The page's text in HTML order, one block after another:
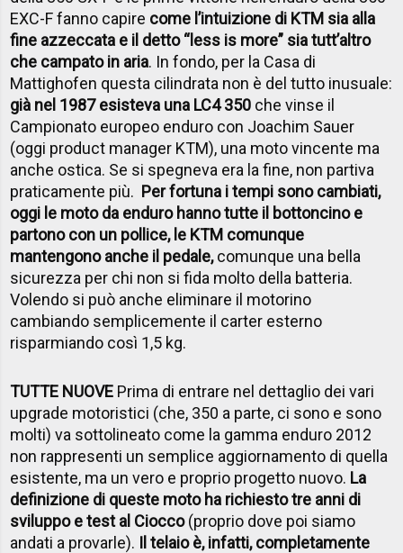
EXC-F fanno capire come l’intuizione di KTM sia alla
fine azzeccata e il detto “less is more” sia tutt’altro
che campato in aria. In fondo, per la Casa di
Mattighofen questa cilindrata non è del tutto inusuale:
già nel 1987 esisteva una LC4 350 che vinse il
Campionato europeo enduro con Joachim Sauer
(oggi product manager KTM), una moto vincente ma
anche ostica. Se si spegneva era la fine, non partiva
praticamente più. Per fortuna i tempi sono cambiati,
oggi le moto da enduro hanno tutte il bottoncino e
partono con un pollice, le KTM comunque
mantengono anche il pedale,comunque una bella
sicurezza per chi non si fida molto della batteria.
Volendo si può anche eliminare il motorino
cambiando semplicemente il carter esterno
risparmiando così 1,5 kg.
TUTTE NUOVE Prima di entrare nel dettaglio dei vari
upgrade motoristici (che, 350 a parte, ci sono e sono
molti) va sottolineato come la gamma enduro 2012
non rappresenti un semplice aggiornamento di quella
esistente, ma un vero e proprio progetto nuovo. La
definizione di queste moto ha richiesto tre anni di
sviluppo e test al Ciocco(proprio dove poi siamo
andati a provarle). Il telaio è, infatti, completamente